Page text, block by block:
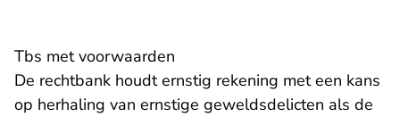
Tbs met voorwaarden
De rechtbank houdt ernstig rekening met een kans
op herhaling van ernstige geweldsdelicten als de